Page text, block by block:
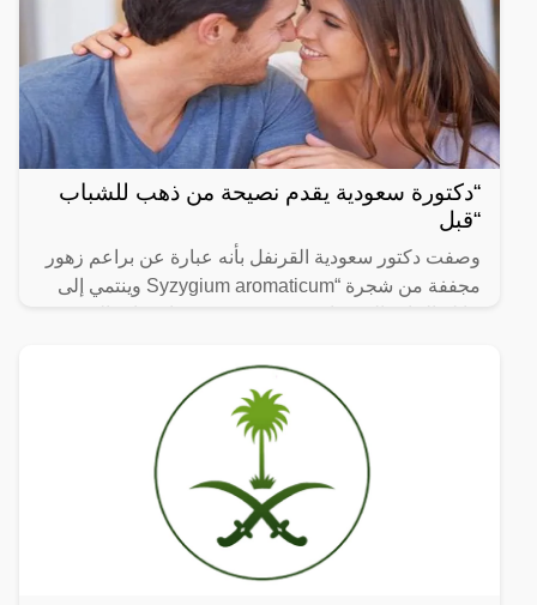
“دكتورة سعودية يقدم نصيحة من ذهب للشباب
“قبل
وصفت دكتور سعودية القرنفل بأنه عبارة عن براعم زهور
مجففة من شجرة “Syzygium aromaticum وينتمي إلى